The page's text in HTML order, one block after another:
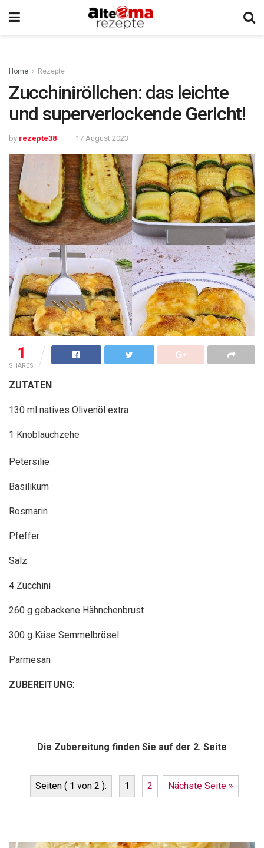
Home Rezepte
Zucchiniröllchen: das leichte
und superverlockende Gericht!
by rezepte38 17 August 2023
1
SHARES
ZUTATEN
130 ml natives Olivenöl extra
1 Knoblauchzehe
Petersilie
Basilikum
Rosmarin
Pfeffer
Salz
4 Zucchini
260 g gebackene Hähnchenbrust
300 g Käse Semmelbrösel
Parmesan
ZUBEREITUNG:
Die Zubereitung finden Sie auf der 2. Seite
Seiten ( 1 von 2 ): 1 2 Nächste Seite »